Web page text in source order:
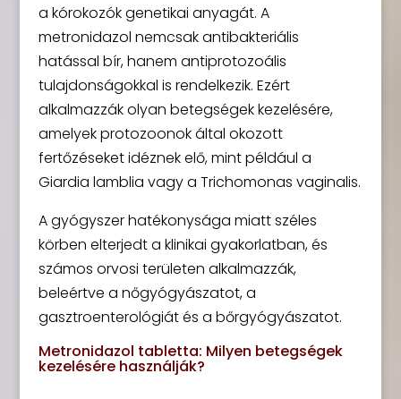
a kórokozók genetikai anyagát. A
metronidazol nemcsak antibakteriális
hatással bír, hanem antiprotozoális
tulajdonságokkal is rendelkezik. Ezért
alkalmazzák olyan betegségek kezelésére,
amelyek protozoonok által okozott
fertőzéseket idéznek elő, mint például a
Giardia lamblia vagy a Trichomonas vaginalis.
A gyógyszer hatékonysága miatt széles
körben elterjedt a klinikai gyakorlatban, és
számos orvosi területen alkalmazzák,
beleértve a nőgyógyászatot, a
gasztroenterológiát és a bőrgyógyászatot.
Metronidazol tabletta: Milyen betegségek
kezelésére használják?